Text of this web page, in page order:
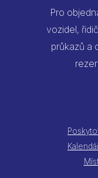
Pro
vozidel,
průkazů a